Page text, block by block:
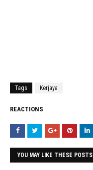
Tags Kerjaya
REACTIONS
YOU MAY LIKE THESE POSTS